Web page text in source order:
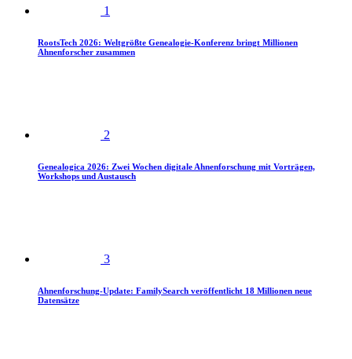
1
RootsTech 2026: Weltgrößte Genealogie-Konferenz bringt Millionen
Ahnenforscher zusammen
2
Genealogica 2026: Zwei Wochen digitale Ahnenforschung mit Vorträgen,
Workshops und Austausch
3
Ahnenforschung-Update: FamilySearch veröffentlicht 18 Millionen neue
Datensätze